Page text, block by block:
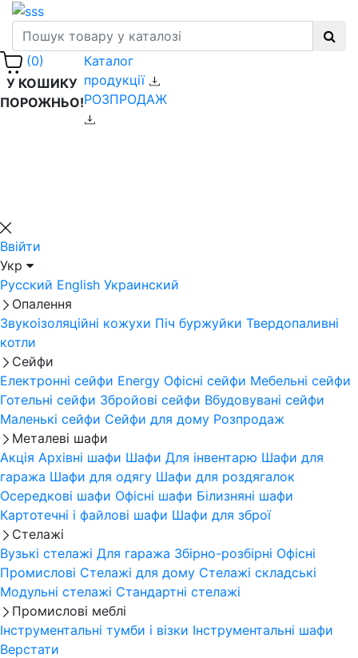
(0)
У КОШИКУ
ПОРОЖНЬО!
Каталог
продукції
РОЗПРОДАЖ
Ввійти
Укр
Русский English Украинский
Опалення
Звукоізоляційні кожухи Піч буржуйки Твердопаливні
котли
Сейфи
Електронні сейфи Energy Офісні сейфи Мебельні сейфи
Готельні сейфи Збройові сейфи Вбудовувані сейфи
Маленькі сейфи Сейфи для дому Розпродаж
Металеві шафи
Акція Архівні шафи Шафи Для інвентарю Шафи для
гаража Шафи для одягу Шафи для роздягалок
Осередкові шафи Офісні шафи Білизняні шафи
Картотечні і файлові шафи Шафи для зброї
Стелажі
Вузькі стелажі Для гаража Збірно-розбірні Офісні
Промислові Стелажі для дому Стелажі складські
Модульні стелажі Стандартні стелажі
Промислові меблі
Інструментальні тумби і візки Інструментальні шафи
Верстати